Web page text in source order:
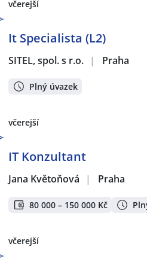
včerejší
It Specialista (L2)
SITEL, spol. s r.o. | Praha
Plný úvazek
včerejší
IT Konzultant
Jana Květoňová | Praha
80 000 – 150 000 Kč
včerejší